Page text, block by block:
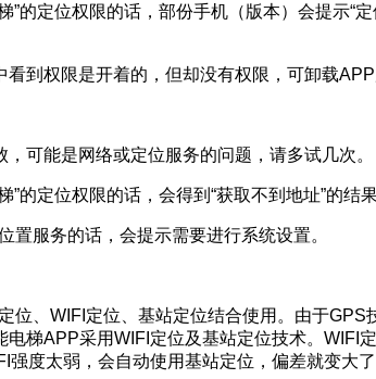
的定位权限的话，部份手机（版本）会提示“
权限是开着的，但却没有权限，可卸载APP
，可能是网络或定位服务的问题，请多试几次。
定位权限的话，会得到“获取不到地址”的结果
务的话，会提示需要进行系统设置。
、WIFI定位、基站定位结合使用。由于
能电梯APP采用WIFI定位及基站定位技术。WIFI
太弱，会自动使用基站定位，偏差就变大了